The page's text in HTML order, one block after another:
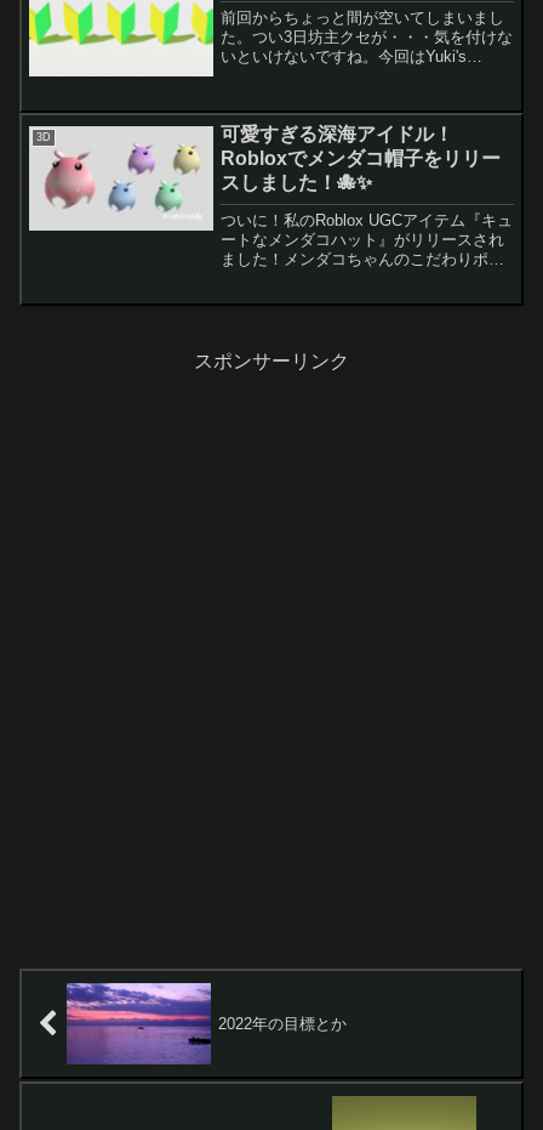
前回からちょっと間が空いてしまいまし
た。つい3日坊主クセが・・・気を付けな
いといけないですね。今回はYuki's
マテリアルでいろんな星を作ってみよ
う！...
3D
可愛すぎる深海アイドル！
Robloxでメンダコ帽子をリリー
スしました！🐙✨
ついに！私のRoblox UGCアイテム『キュ
ートなメンダコハット』がリリースされ
ました！メンダコちゃんのこだわりポイ
スポンサーリンク
2022年の目標とか